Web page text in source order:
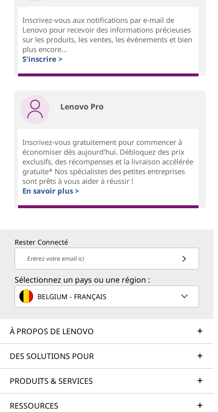
Inscrivez-vous aux notifications par e-mail de
Lenovo pour recevoir des informations précieuses
sur les produits, les ventes, les événements et bien
plus encore...
S'inscrire >
Lenovo Pro
Inscrivez-vous gratuitement pour commencer à
économiser dès aujourd'hui. Débloquez des prix
exclusifs, des récompenses et la livraison accélérée
gratuite* Nos spécialistes des petites entreprises
sont prêts à vous aider à réussir !
En savoir plus >
Rester Connecté
Entrez votre email ici
Sélectionnez un pays ou une région :
BELGIUM - FRANÇAIS
À PROPOS DE LENOVO
DES SOLUTIONS POUR
PRODUITS & SERVICES
RESSOURCES